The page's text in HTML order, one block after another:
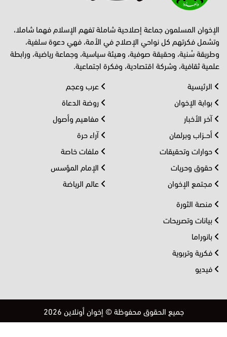
الإخوان المسلمون جماعة إصلاحية شاملة تفهم الإسلام فهما شاملا،
وتشمل فكرتهم كل نواحي الإصلاح في الأمة، فهي دعوة سلفية،
وطريقة سُنية، وحقيقة صوفية، وهيئة سياسية، وجماعة رياضية، ورابطة
علمية ثقافية، وشركة اقتصادية، وفكرة اجتماعية.
الرئيسية
بوابة الإخوان
آخر الأخبار
أحــزاب وبرلمان
حوارات وتحقيقات
حقوق وحريات
مجتمع الإخوان
عرب وعجم
روضة الدعاة
مفاهيم وأصول
آراء حرة
ملفات خاصة
الإمام المؤسس
عالم الرياضة
منصة الثورة
بيانات وتصريحات
بانوراما
فكرية وتربوية
فيديو
جميع الحقوق محفوظة © إخوان أونلاين 2026